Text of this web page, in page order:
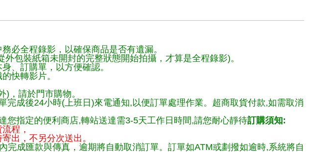
必全程錄影，以確保商品是否有遺漏。
包裝紙箱未開封的完整狀態開始拍攝，才算是全程錄影)。
、訂購單，以方便確認。
快轉影片。
，請於門市購物。
完成後24小時(上班日)來電通知,以便訂單處理作業。超商取貨付款,如需取消
您指定的便利商店,轉站送達需3-5天工作日時間,請您耐心靜待訂購須知:
程，
出，不另分次送出。
完成匯款與傳真，逾期將自動取消訂單。訂單如ATM或劃撥如逾時,系統將自